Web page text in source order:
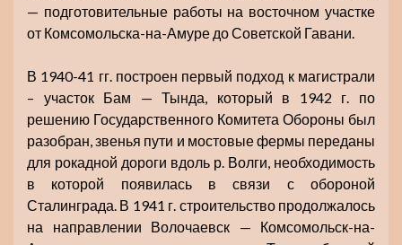
— подготовительные работы на восточном участке
от Комсомольска-на-Амуре до Советской Гавани.
В 1940-41 гг. построен первый подход к магистрали
– участок Бам — Тында, который в 1942 г. по
решению Государственного Комитета Обороны был
разобран, звенья пути и мостовые фермы переданы
для рокадной дороги вдоль р. Волги, необходимость
в которой появилась в связи с обороной
Сталинграда. В 1941 г. строительство продолжалось
на направлении Волочаевск — Комсомольск-на-